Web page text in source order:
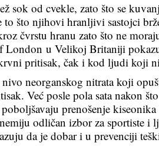
sok od cvekle, zato što se
to što njihovi hranljivi sastojci
čvrstu hranu zato što ne
u Velikoj Britaniji
pritisak, čak i kod ljudi koji
neorganskog nitrata koji
Već posle pola sata nakon
prenošenje
odličan izbor za sportiste i
da je dobar i u prevenciji